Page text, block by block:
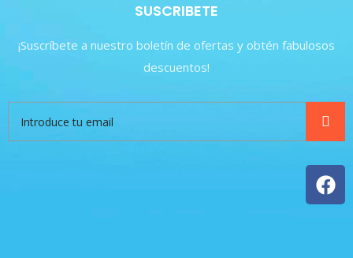
SUSCRIBETE
¡Suscríbete a nuestro boletín de ofertas y obtén fabulosos
descuentos!